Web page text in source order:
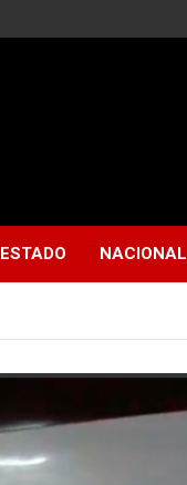
ESTADO NACIONAL